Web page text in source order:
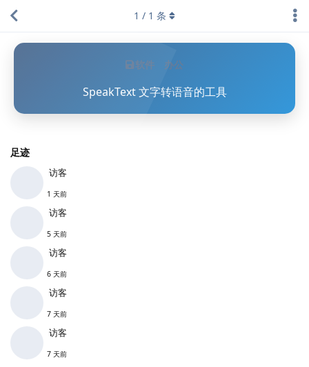
软件 办公
SpeakText 文字转语音的工具
足迹
访客
1 天前
访客
5 天前
访客
6 天前
访客
7 天前
访客
7 天前
1 / 1 条